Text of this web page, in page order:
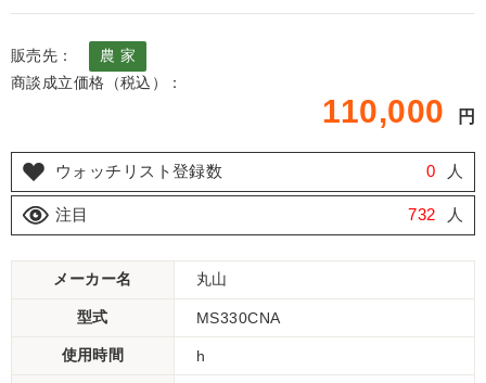
販売先：
農 家
商談成立価格（税込）：
110,000 円
ウォッチリスト登録数 0 人
注目 732 人
メーカー名 丸山
型式 MS330CNA
使用時間 h